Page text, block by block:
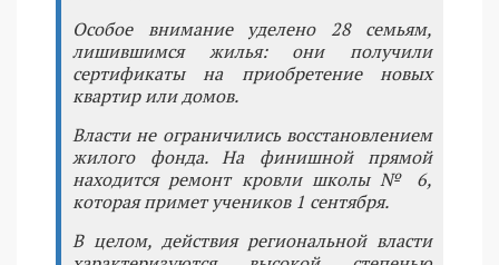
Особое внимание уделено 28 семьям,
лишившимся жилья: они получили
сертификаты на приобретение новых
квартир или домов.
Власти не ограничились восстановлением
жилого фонда. На финишной прямой
находится ремонт кровли школы № 6,
которая примет учеников 1 сентября.
В целом, действия региональной власти